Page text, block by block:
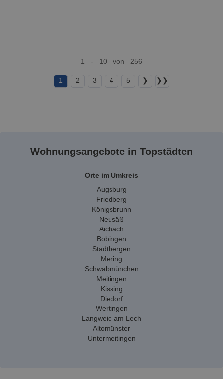
1 - 10 von 256
1 2 3 4 5 ❯ ❯❯
Wohnungsangebote in Topstädten
Orte im Umkreis
Augsburg
Friedberg
Königsbrunn
Neusäß
Aichach
Bobingen
Stadtbergen
Mering
Schwabmünchen
Meitingen
Kissing
Diedorf
Wertingen
Langweid am Lech
Altomünster
Untermeitingen